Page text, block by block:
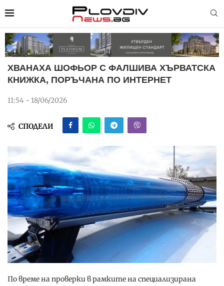
ХВАНАХА ШОФЬОР С ФАЛШИВА ХЪРВАТСКА
КНИЖКА, ПОРЪЧАНА ПО ИНТЕРНЕТ
11:54 - 18/06/2026
СПОДЕЛИ
По време на проверки в рамките на специализирана